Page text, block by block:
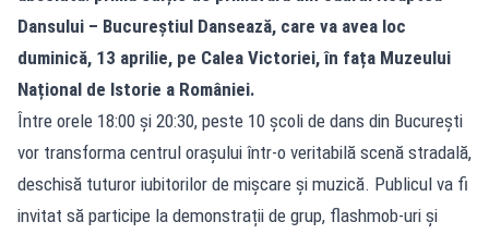
Dansului – Bucureștiul Dansează, care va avea loc
duminică, 13 aprilie, pe Calea Victoriei, în fața Muzeului
Național de Istorie a României.
Între orele 18:00 și 20:30, peste 10 școli de dans din București
vor transforma centrul orașului într-o veritabilă scenă stradală,
deschisă tuturor iubitorilor de mișcare și muzică. Publicul va fi
invitat să participe la demonstrații de grup, flashmob-uri și